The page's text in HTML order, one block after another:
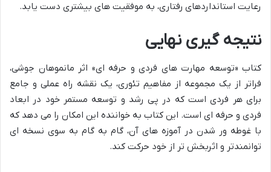
رعایت استانداردهای رفتاری، به موفقیت های بیشتری دست یابد.
نتیجه گیری نهایی
کتاب «توسعه مهارت های فردی و حرفه ای» اثر مانموهان جوشی،
فراتر از یک مجموعه از مفاهیم تئوری، یک نقشه راه عملی و جامع
برای هر فردی است که در پی رشد و توسعه مستمر خود در ابعاد
فردی و حرفه ای است. این کتاب به خواننده این امکان را می دهد که
با غوطه ور شدن در آموزه های آن، گام به گام به سوی نسخه ای
توانمندتر و اثربخش تر از خود حرکت کند.